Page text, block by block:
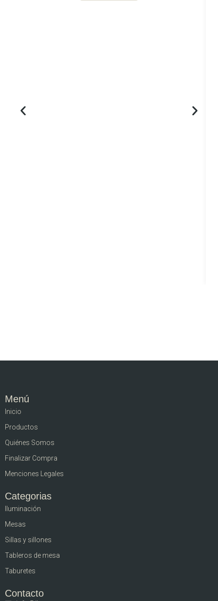
Menú
Inicio
Productos
Quiénes Somos
Finalizar Compra
Menciones Legales
Categorias
Iluminación
Mesas
Sillas y sillones
Tableros de mesa
Taburetes
Contacto